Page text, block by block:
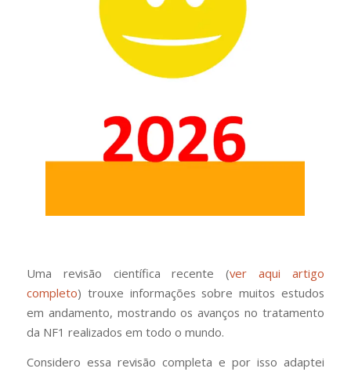
Uma revisão científica recente (ver aqui artigo
completo) trouxe informações sobre muitos estudos
em andamento, mostrando os avanços no tratamento
da NF1 realizados em todo o mundo.
Considero essa revisão completa e por isso adaptei